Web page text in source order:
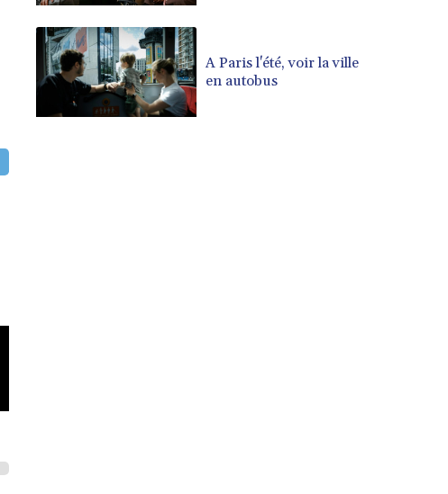
A Paris l'été, voir la ville
en autobus